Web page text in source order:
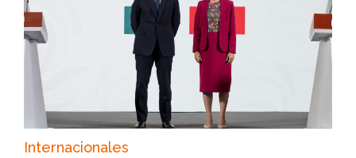
Internacionales